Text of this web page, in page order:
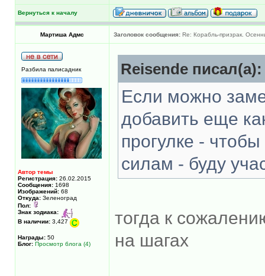
Вернуться к началу
Мартиша Адмс Заголовок сообщения: Re: Корабль-призрак.
Разбила палисадник
Автор темы
Регистрация: 26.02.2015
Сообщения: 1698
Изображений: 68
Откуда: Зеленоград
Пол:
Знак зодиака:
В наличии: 3,427
Награды: 50
Блог: Просмотр блога (4)
Reisende писал(а):
Если можно
добавить еще
прогулке -
силам - буду
тогда к
на шагах